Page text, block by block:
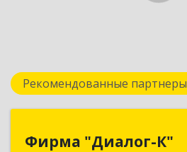
Рекомендованные партнеры
Фирма "Диалог-К"